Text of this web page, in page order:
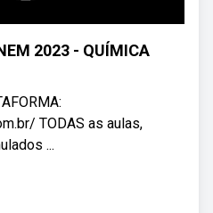
2023 - QUÍMICA
TODAS as aulas,
...